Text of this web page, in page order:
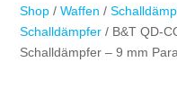
Shop /Waffen /
Schalldämpfer / B&T QD-
Schalldämpfer – 9 mm Para